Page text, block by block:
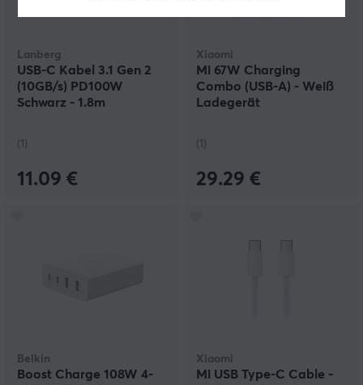
Lanberg
USB-C Kabel 3.1 Gen 2
(10GB/s) PD100W
Schwarz - 1.8m
(1)
11.09 €
Xiaomi
Mi 67W Charging
Combo (USB-A) - Weiß
Ladegerät
(1)
29.29 €
Belkin
Boost Charge 108W 4-
Xiaomi
Mi USB Type-C Cable -